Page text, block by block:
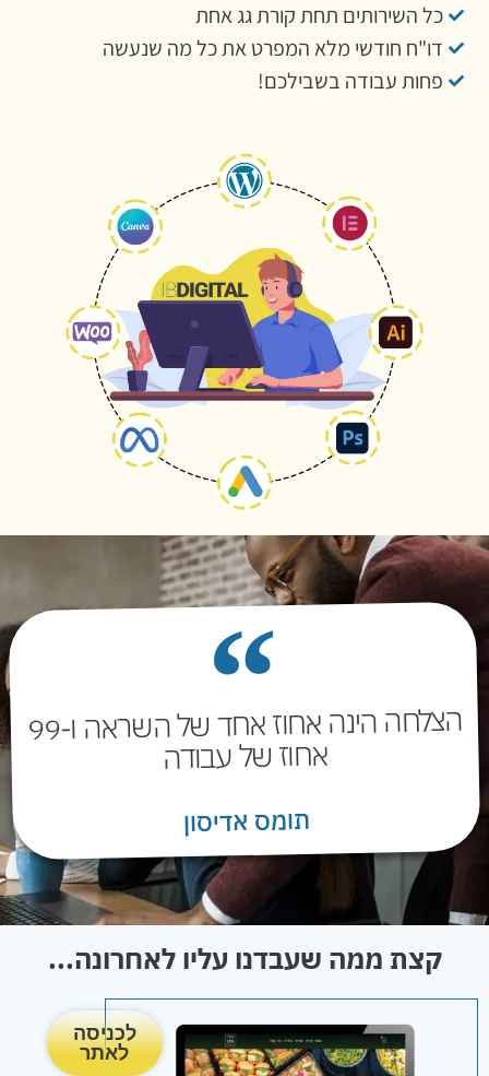
כל השירותים תחת קורת גג אחת
דו"ח חודשי מלא המפרט את כל מה שנעשה
פחות עבודה בשבילכם!
הצלחה הינה אחוז אחד של השראה ו-99
אחוז של עבודה
תומס אדיסון
קצת ממה שעבדנו עליו לאחרונה...
לכניסה
לאתר